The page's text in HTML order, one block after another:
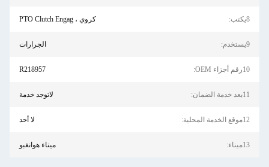
8يكتب: كروي ، PTO Clutch Engag
9يستخدم: الجرارات
10رقم أجزاء OEM: R218957
11بعد خدمة الضمان: لاتوجد خدمة
12موقع الخدمة المحلية: لا أحد
13ميناء: ميناء هوانغبو